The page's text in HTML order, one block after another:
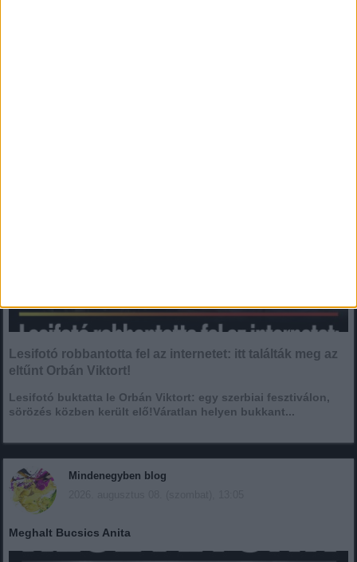
Lesifotó robbantotta fel az internetet: itt találták meg az
eltűnt Orbán Viktort!
Lesifotó buktatta le Orbán Viktort: egy szerbiai fesztiválon,
sörözés közben került elő!Váratlan helyen bukkant...
Mindenegyben blog
Meghalt Bucsics Anita